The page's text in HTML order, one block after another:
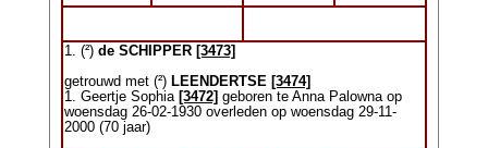
1. (²) de SCHIPPER [3473]
getrouwd met (²) LEENDERTSE [3474]
1. Geertje Sophia [3472] geboren te Anna Palowna op
woensdag 26-02-1930 overleden op woensdag 29-11-
2000 (70 jaar)